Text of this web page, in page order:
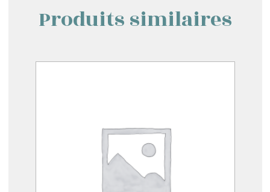
Produits similaires